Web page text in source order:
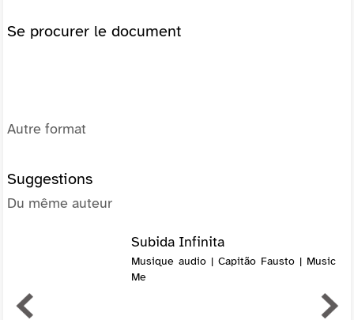
Se procurer le document
Autre format
Suggestions
Du même auteur
Subida Infinita
Musique audio | Capitão Fausto | Music
Me